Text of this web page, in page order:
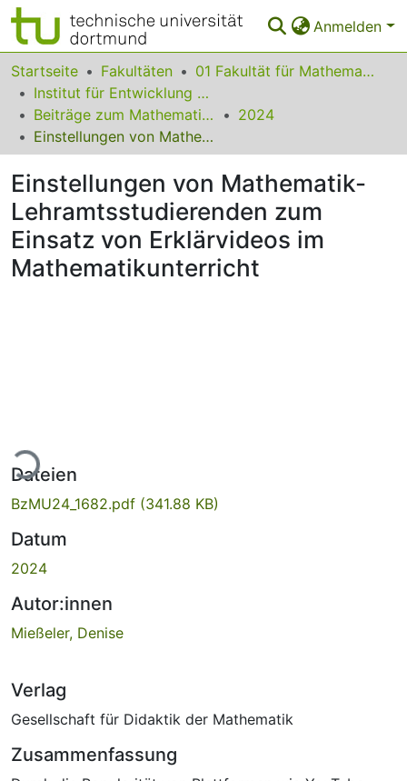
Anmelden
Bereiche & Sammlungen
Das gesamte Repositorium
Statistiken
FAQ
Leitlinien
Zurück zur Startseite
Startseite Fakultäten
01 Fakultät für Mathematik
Institut für Entwicklung und Erforschung des Mathematikunterrichts
Beiträge zum Mathematikunterricht
2024
Einstellungen von Mathematik-Lehramtsstudierenden zum Einsatz von Erklärvideos im Mathematikunterricht
Einstellungen von Mathematik-
Lehramtsstudierenden zum
Einsatz von Erklärvideos im
Mathematikunterricht
Dateien
BzMU24_1682.pdf (341.88 KB)
Datum
2024
Autor:innen
Mießeler, Denise
Verlag
Gesellschaft für Didaktik der Mathematik
Zusammenfassung